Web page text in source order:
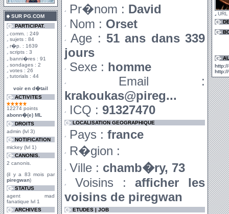
SUR PG.COM
PARTICIPAT.
comm. : 249
sujets : 84
r�p. : 1639
scripts : 3
banni�res : 91
sondages : 2
votes : 26
tutorials : 44
voir en d�tail
ACTIVITES
12274 points
abonn�(e) ML
DROITS
admin (lvl 3)
NOTIFICATION
mickey (lvl 1)
CANONIS.
2 canonis.
(il y a 83 mois par
piregwan)
STATUS
agent mad
fanatique lvl 1
ARCHIVES
Pr�nom : David
Nom : Orset
Age : 51 ans dans 339
jours
Sexe : homme
Email :
krakoukas@pireg...
ICQ : 91327470
LOCALISATION GEOGRAPHIQUE
Pays : france
R�gion :
Ville : chamb�ry, 73
Voisins :afficher les
voisins de piregwan
ETUDES | JOB